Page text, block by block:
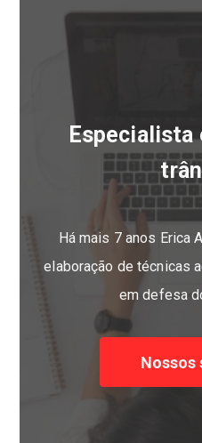
Especialista
Há mais 7 anos Erica
elaboração de técnicas
em defesa
Nossos